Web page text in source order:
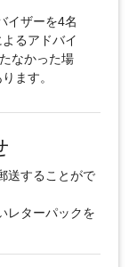
イザーを4名
るアドバイ
なかった場
ます。
送することがで
レターパックを